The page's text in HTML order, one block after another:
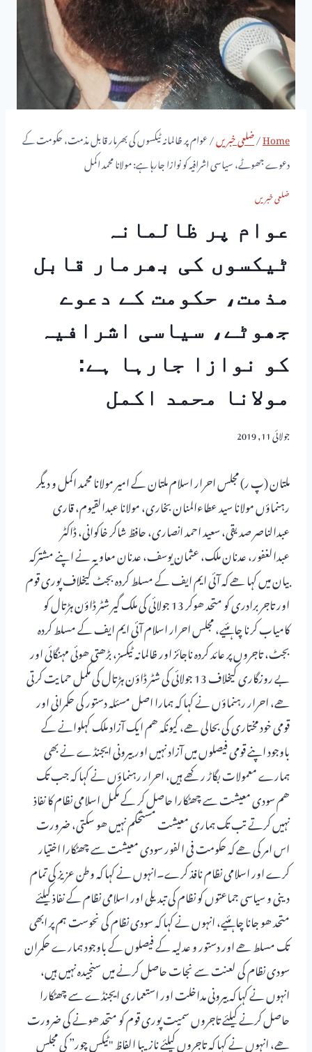
Home
/ضلعی خبریں/عوام پر ظالمانہ ٹیکسوں کی بھرمار قابل مذمت، حکومت کے
دعوے جھوٹے، سیاسی اشرافیہ کو نوازا جارہا ہے: مولانا محمد اکمل
ضلعی خبریں
عوام پر ظالمانہ
ٹیکسوں کی بھرمار قابل
مذمت، حکومت کے دعوے
جھوٹے، سیاسی اشرافیہ
کو نوازا جارہا ہے:
مولانا محمد اکمل
جولائی 11, 2019
ملتان (پ ر) مجلس احرار اسلام ملتان کے امیر مولانا محمد اکمل و دیگر
رہنماؤں مولانا سید عطاءالمنان بخاری، مولانا عبدالقیوم، قاری
عبدالناصر صدیقی، سعید احمد انصاری، حافظ شاکر خاکوانی، ڈاکٹر
عبدالغفور، عدنان ملک، عثمان یوسف، عدنان معاویہ نے اپنے مشترکہ
بیان میں کہا ھے کہ آئی ایم ایف کے مسلط کردہ بجٹ کیخلاف پوری قوم
اور تاجر برادری کو متحد ھوکر 13 جولائی کی ملک گیر شٹر ڈاؤن ہڑتال کو
کامیاب کرنا چاہئیے، مجلس احرار اسلام آئی ایم ایف کے مسلط کردہ
بجٹ، تاجروں پر عائد کردہ ناجائز اور ظالمانہ ٹیکسز، بڑھتی ھوئی مہنگائی اور
بے روزگاری کیخلاف 13 جولائی کی شٹر ڈاؤن ہڑتال کی مکمل حمایت کرتی
ھے، احرار رہنماؤں نے کہا کہ ہمارا اصل مسئلہ دستور کی حکمرانی اور
قومی خود مختاری کی بحالی ھے، کیونکہ ھم ایک آزاد ملک کہلوانے کے
باوجود اپنے قومی فیصلوں میں آزاد نہیں اور بیرونی ایجنڈے نے بھی
ہمارے معمولات بگاڑ رکھے ہیں، احرار رہنماؤں نے کہا کہ جب تک
ھم سودی معیشت سے چھٹکارا حاصل کر کے مکمل اسلامی نظام کا نفاذ
نہیں کرتے تب تک ہماری معیشت مستحکم نہیں ھو سکتی، ضرورت
اس امر کی ھے کہ حکومت فی الفور سودی معیشت سے چھٹکارا اختیار
کرے اور اسلامی نظام نافذ کرے۔انہوں نے کہا کہ وطن عزیز کی تمام
دینی و سیاسی جماعتوں کو نظام کی تبدیلی اور اسلامی نظام کے نفاذ کیلئے
متحد ھو جانا چاہئیے، انہوں نے کہا کہ سودی نظام کی نحوست ہم پر ابھی
تک مسلط ھے اور دستور و عدلیہ کے فیصلوں کے باوجود ہمارے حکمران
سودی نظام کی لعنت سے نجات حاصل کرنے میں سنجیدہ نہیں ہیں،
انہوں نے کہا کہ بیرونی مداخلت اور استعماری ایجنڈے سے چھٹکارا
حاصل کرنے کیلئے تاجروں سمیت پوری قوم کو متحد ھونے کی ضرورت
ھے، انہوں نے کہا کہ تاجروں کیلئے نازیبا الفاظ "ٹیکس چور” کی مجلس